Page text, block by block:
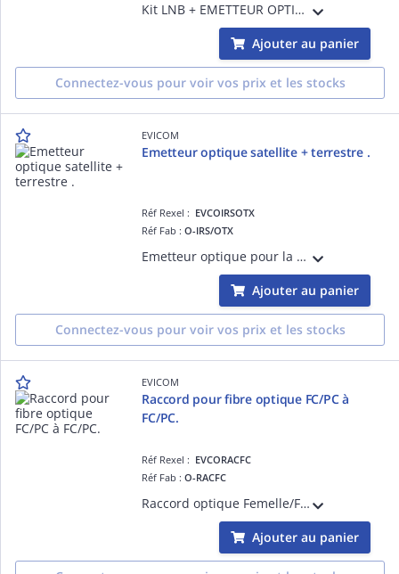
Kit LNB + EMETTEUR OPTIQUE composé d'un O-LNWB + O-IRS/OTX Permet de distribuer 4 polarisations satellite et le terrestre sur une unique fibre Possibilité de raccorder jusqu'à 16 récepteurs optiques
Ajouter au panier
Connectez-vous pour voir vos prix et les stocks
EVICOM
Emetteur optique satellite + terrestre .
Réf Rexel : EVCOIRSOTX
Réf Fab :O-IRS/OTX
Emetteur optique pour la gamme O-IRS 1 sortie optique Permet de distribuer 4 polarisations sat. + ter sur une fibre Possibilité de raccorder jusqu'à 16 recepteurs Nécessite l'utilisation d'un LNB large bande O-LNWB
Ajouter au panier
Connectez-vous pour voir vos prix et les stocks
EVICOM
Raccord pour fibre optique FC/PC à
FC/PC.
Réf Rexel : EVCORACFC
Réf Fab :O-RACFC
Raccord optique Femelle/Femelle
Ajouter au panier